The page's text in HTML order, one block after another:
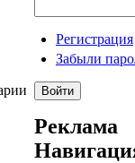
Регистрация
Забыли
Реклама